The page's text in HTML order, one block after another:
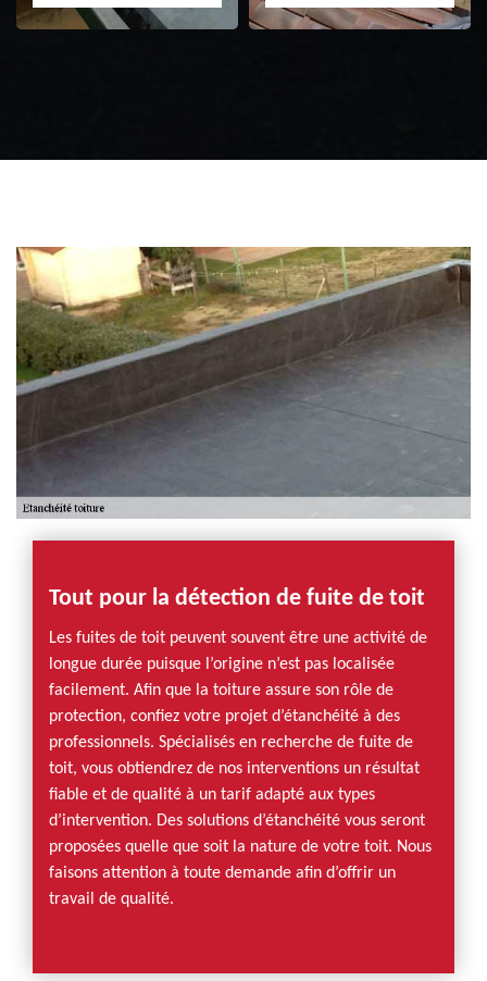
Tout pour la détection de fuite de toit
Les fuites de toit peuvent souvent être une activité de
longue durée puisque l’origine n’est pas localisée
facilement. Afin que la toiture assure son rôle de
protection, confiez votre projet d’étanchéité à des
professionnels. Spécialisés en recherche de fuite de
toit, vous obtiendrez de nos interventions un résultat
fiable et de qualité à un tarif adapté aux types
d’intervention. Des solutions d’étanchéité vous seront
proposées quelle que soit la nature de votre toit. Nous
faisons attention à toute demande afin d’offrir un
travail de qualité.